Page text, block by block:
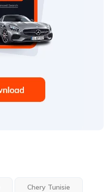
Chery Tunisie